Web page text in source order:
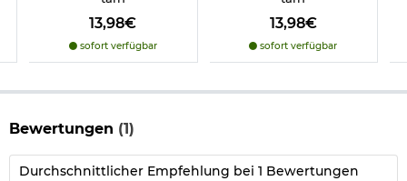
13,98€
sofort verfügbar
13,98€
sofort verfügbar
Bewertungen (1)
Durchschnittlicher Empfehlung bei 1 Bewertungen